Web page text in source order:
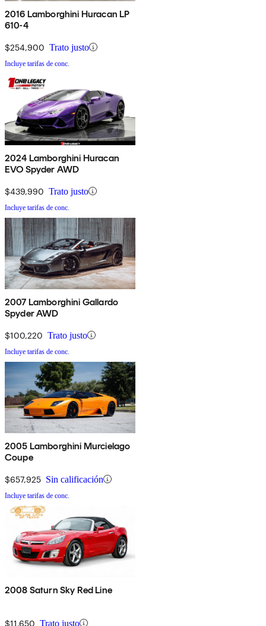
2016 Lamborghini Huracan LP
610-4
$254,900 Trato justo
Incluye tarifas de conc.
2024 Lamborghini Huracan
EVO Spyder AWD
$439,990 Trato justo
Incluye tarifas de conc.
2007 Lamborghini Gallardo
Spyder AWD
$100,220 Trato justo
Incluye tarifas de conc.
2005 Lamborghini Murcielago
Coupe
$657,925 Sin calificación
Incluye tarifas de conc.
2008 Saturn Sky Red Line
$11,650 Trato justo